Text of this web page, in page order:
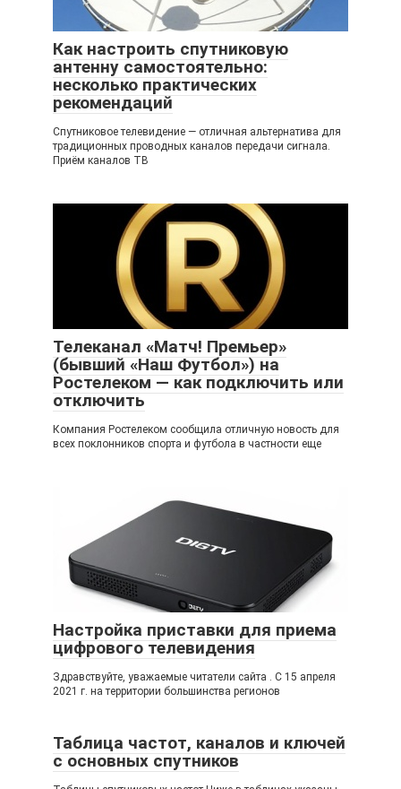
Как настроить спутниковую
антенну самостоятельно:
несколько практических
рекомендаций
Спутниковое телевидение — отличная альтернатива для
традиционных проводных каналов передачи сигнала.
Приём каналов ТВ
Телеканал «Матч! Премьер»
(бывший «Наш Футбол») на
Ростелеком — как подключить или
отключить
Компания Ростелеком сообщила отличную новость для
всех поклонников спорта и футбола в частности еще
Настройка приставки для приема
цифрового телевидения
Здравствуйте, уважаемые читатели сайта . С 15 апреля
2021 г. на территории большинства регионов
Таблица частот, каналов и ключей
с основных спутников